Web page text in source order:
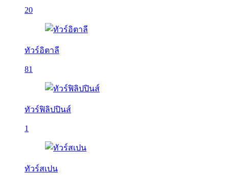
20
ทัวร์อิตาลี
81
ทัวร์ฟิลิปปินส์
1
ทัวร์สเปน